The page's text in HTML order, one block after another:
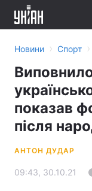
Новини › Спорт ›
показав
після
АНТОН ДУДАР
09:43, 30.10.21